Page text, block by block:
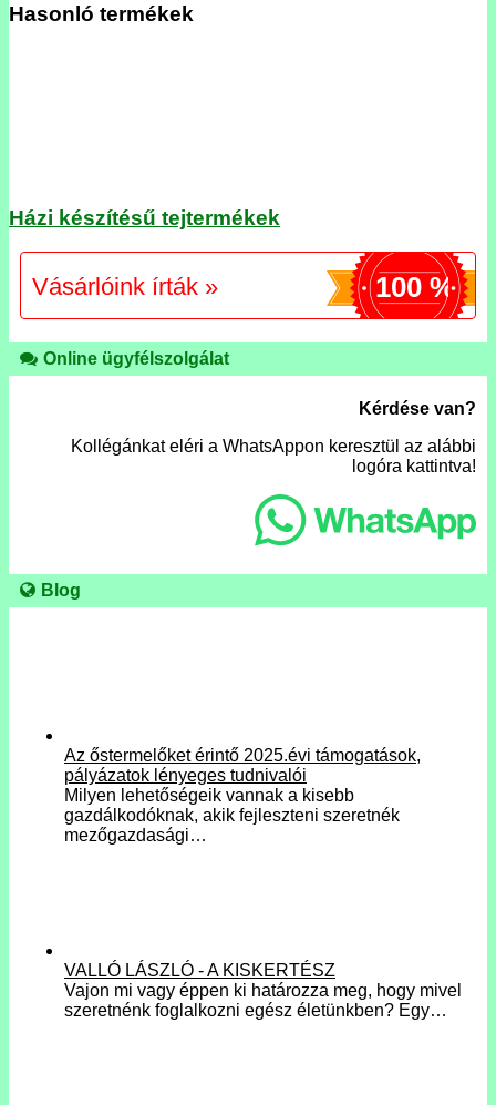
Hasonló termékek
Házi készítésű tejtermékek
Vásárlóink írták » 100 %
Online ügyfélszolgálat
Kérdése van?
Kollégánkat eléri a WhatsAppon keresztül az alábbi
logóra kattintva!
Blog
Az őstermelőket érintő 2025.évi támogatások,
pályázatok lényeges tudnivalói
Milyen lehetőségeik vannak a kisebb
gazdálkodóknak, akik fejleszteni szeretnék
mezőgazdasági…
VALLÓ LÁSZLÓ - A KISKERTÉSZ
Vajon mi vagy éppen ki határozza meg, hogy mivel
szeretnénk foglalkozni egész életünkben? Egy…